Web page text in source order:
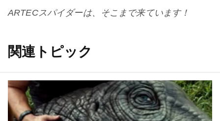
ARTECスパイダーは、そこまで来ています！
関連トピック